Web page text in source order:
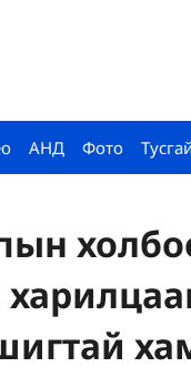
АНД Фото